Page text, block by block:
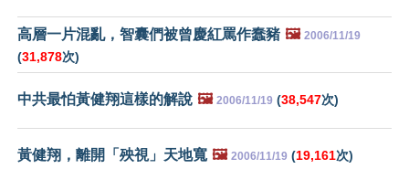
高層一片混亂，智囊們被曾慶紅罵作蠢豬 🖼️ 2006/11/19
(31,878次)
中共最怕黃健翔這樣的解說 🖼️ 2006/11/19 (38,547次)
黃健翔，離開「殃視」天地寬 🖼️ 2006/11/19 (19,161次)